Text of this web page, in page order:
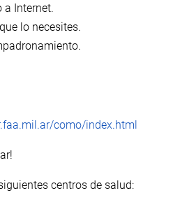
Internet.
lo necesites.
como/index.html
centros de salud: